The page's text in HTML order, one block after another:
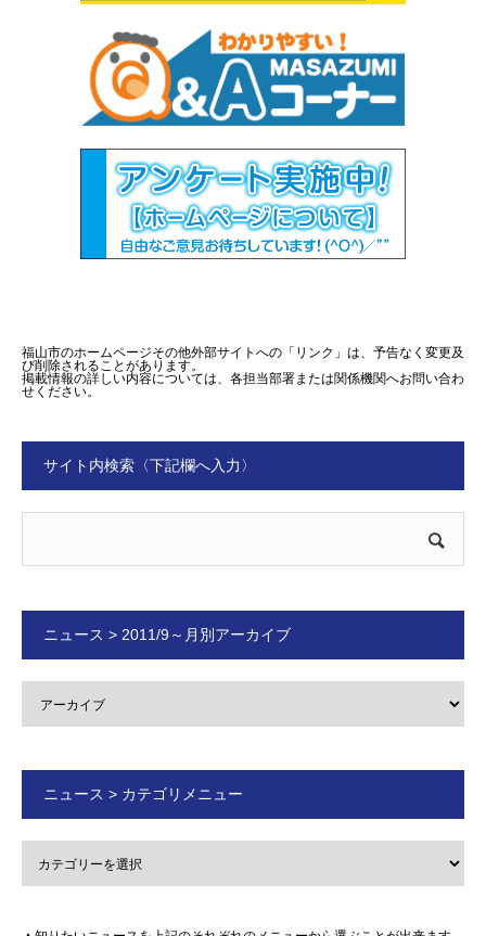
福山市のホームページその他外部サイトへの「リンク」は、予告なく変更及
び削除されることがあります。
掲載情報の詳しい内容については、各担当部署または関係機関へお問い合わ
せください。
サイト内検索〈下記欄へ入力〉
ニュース > 2011/9～月別アーカイブ
ニュース > カテゴリメニュー